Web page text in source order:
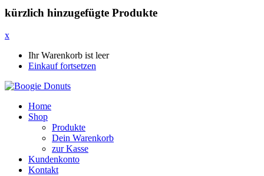
kürzlich hinzugefügte Produkte
x
Ihr Warenkorb ist leer
Einkauf fortsetzen
Home
Shop
Produkte
Dein Warenkorb
zur Kasse
Kundenkonto
Kontakt